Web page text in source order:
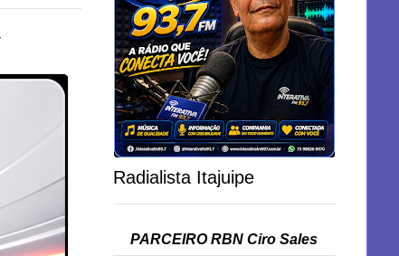
Radialista Itajuipe
PARCEIRO RBN Ciro Sales